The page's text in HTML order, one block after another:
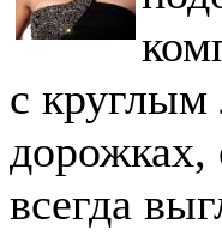
с круглым
дорожках,
всегда